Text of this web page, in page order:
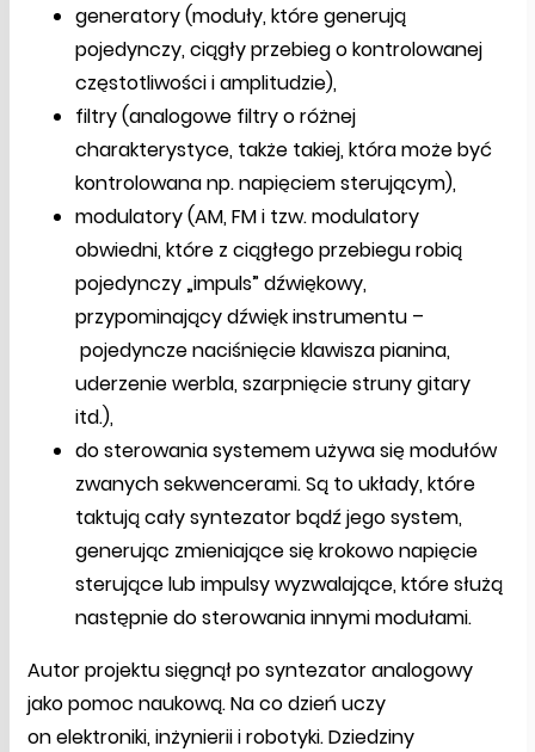
generatory (moduły, które generują
pojedynczy, ciągły przebieg o kontrolowanej
częstotliwości i amplitudzie),
filtry (analogowe filtry o różnej
charakterystyce, także takiej, która może być
kontrolowana np. napięciem sterującym),
modulatory (AM, FM i tzw. modulatory
obwiedni, które z ciągłego przebiegu robią
pojedynczy „impuls” dźwiękowy,
przypominający dźwięk instrumentu –
pojedyncze naciśnięcie klawisza pianina,
uderzenie werbla, szarpnięcie struny gitary
itd.),
do sterowania systemem używa się modułów
zwanych sekwencerami. Są to układy, które
taktują cały syntezator bądź jego system,
generując zmieniające się krokowo napięcie
sterujące lub impulsy wyzwalające, które służą
następnie do sterowania innymi modułami.
Autor projektu sięgnął po syntezator analogowy
jako pomoc naukową. Na co dzień uczy
on elektroniki, inżynierii i robotyki. Dziedziny